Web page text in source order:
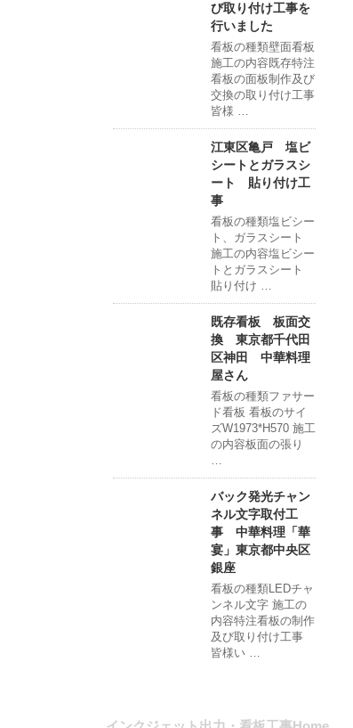
び取り付け工事を
行いました
看板の種類壁面看板
施工の内容既存特注
看板の面板制作及び
交換の取り付け工事
皆様 …
江東区亀戸 塩ビ
シートとガラスシ
ート 貼り付け工
事
看板の種類塩ビシー
ト、ガラスシート
施工の内容塩ビシー
トとガラスシート
貼り付け …
既存看板 板面交
換 東京都千代田
区神田 中華料理
屋さん
看板の種類ファサー
ド看板 看板のサイ
ズW1973*H570 施工
の内容板面の張り
…
バック発光チャン
ネル文字取付工
事 中華料理「華
宴」東京都中央区
銀座
看板の種類LEDチャ
ンネル文字 施工の
内容特注看板の制作
及び取り付け工事
皆様い …